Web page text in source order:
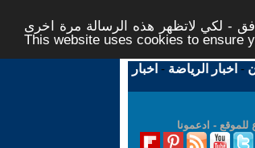
- لكي لاتظهر هذه الرسالة مرة اخرى -
This website uses cookies to ensure
- اخبار الرياضة - اخبار
للموقع - ادعمونا